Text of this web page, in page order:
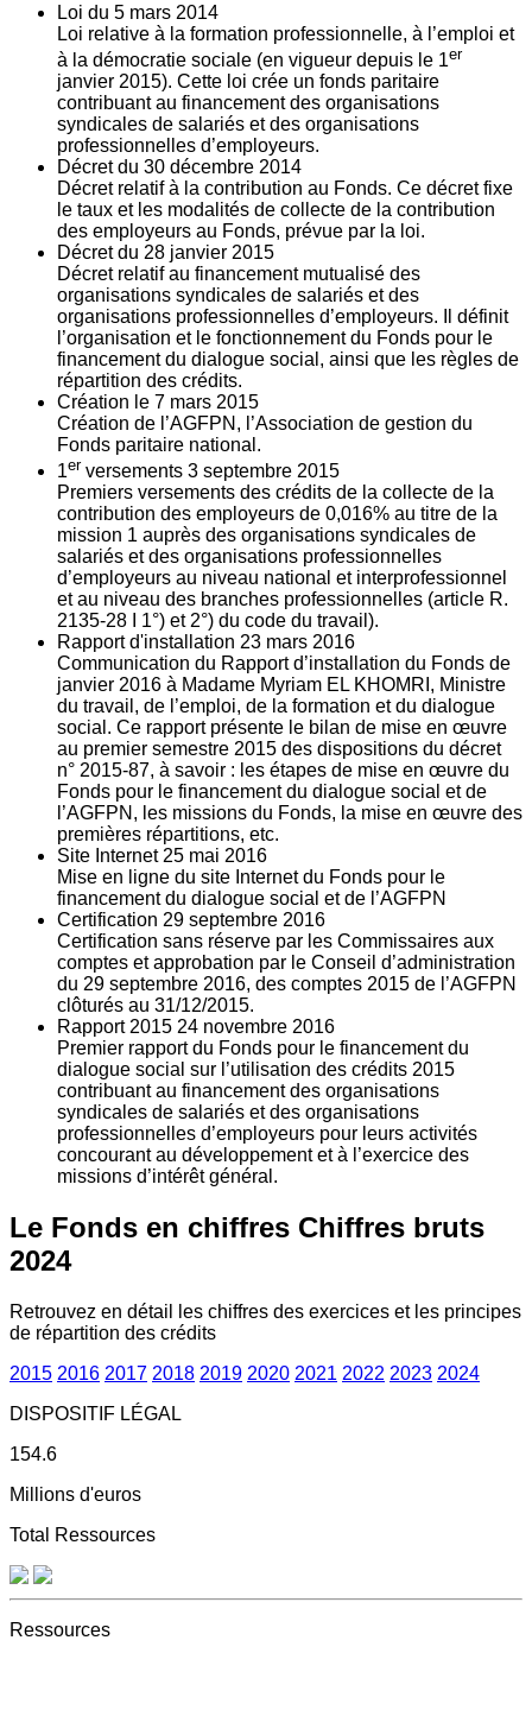
Loi du 5 mars 2014
Loi relative à la formation professionnelle, à l’emploi et
à la démocratie sociale (en vigueur depuis le 1er
janvier 2015). Cette loi crée un fonds paritaire
contribuant au financement des organisations
syndicales de salariés et des organisations
professionnelles d’employeurs.
Décret du 30 décembre 2014
Décret relatif à la contribution au Fonds. Ce décret fixe
le taux et les modalités de collecte de la contribution
des employeurs au Fonds, prévue par la loi.
Décret du 28 janvier 2015
Décret relatif au financement mutualisé des
organisations syndicales de salariés et des
organisations professionnelles d’employeurs. Il définit
l’organisation et le fonctionnement du Fonds pour le
financement du dialogue social, ainsi que les règles de
répartition des crédits.
Création le 7 mars 2015
Création de l’AGFPN, l’Association de gestion du
Fonds paritaire national.
1er versements 3 septembre 2015
Premiers versements des crédits de la collecte de la
contribution des employeurs de 0,016% au titre de la
mission 1 auprès des organisations syndicales de
salariés et des organisations professionnelles
d’employeurs au niveau national et interprofessionnel
et au niveau des branches professionnelles (article R.
2135‐28 I 1°) et 2°) du code du travail).
Rapport d'installation 23 mars 2016
Communication du Rapport d’installation du Fonds de
janvier 2016 à Madame Myriam EL KHOMRI, Ministre
du travail, de l’emploi, de la formation et du dialogue
social. Ce rapport présente le bilan de mise en œuvre
au premier semestre 2015 des dispositions du décret
n° 2015-87, à savoir : les étapes de mise en œuvre du
Fonds pour le financement du dialogue social et de
l’AGFPN, les missions du Fonds, la mise en œuvre des
premières répartitions, etc.
Site Internet 25 mai 2016
Mise en ligne du site Internet du Fonds pour le
financement du dialogue social et de l’AGFPN
Certification 29 septembre 2016
Certification sans réserve par les Commissaires aux
comptes et approbation par le Conseil d’administration
du 29 septembre 2016, des comptes 2015 de l’AGFPN
clôturés au 31/12/2015.
Rapport 2015 24 novembre 2016
Premier rapport du Fonds pour le financement du
dialogue social sur l’utilisation des crédits 2015
contribuant au financement des organisations
syndicales de salariés et des organisations
professionnelles d’employeurs pour leurs activités
concourant au développement et à l’exercice des
missions d’intérêt général.
Le Fonds en chiffres Chiffres bruts
2024
Retrouvez en détail les chiffres des exercices et les principes
de répartition des crédits
2015 2016 2017 2018 2019 2020 2021 2022 2023 2024
DISPOSITIF LÉGAL
154.6
Millions d'euros
Total Ressources
Ressources